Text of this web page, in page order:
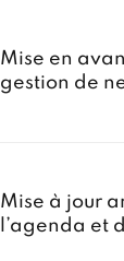
Mise en
gestion de
Mise à jour
l’agenda et